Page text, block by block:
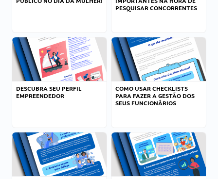
PESQUISAR CONCORRENTES
DESCUBRA SEU PERFIL
EMPREENDEDOR
COMO USAR CHECKLISTS
PARA FAZER A GESTÃO DOS
SEUS FUNCIONÁRIOS